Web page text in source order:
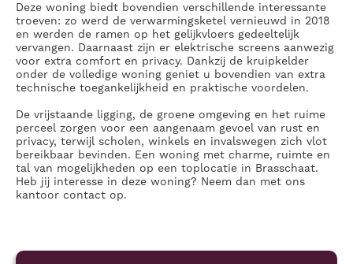
Deze woning biedt bovendien verschillende interessante
troeven: zo werd de verwarmingsketel vernieuwd in 2018
en werden de ramen op het gelijkvloers gedeeltelijk
vervangen. Daarnaast zijn er elektrische screens aanwezig
voor extra comfort en privacy. Dankzij de kruipkelder
onder de volledige woning geniet u bovendien van extra
technische toegankelijkheid en praktische voordelen.
De vrijstaande ligging, de groene omgeving en het ruime
perceel zorgen voor een aangenaam gevoel van rust en
privacy, terwijl scholen, winkels en invalswegen zich vlot
bereikbaar bevinden. Een woning met charme, ruimte en
tal van mogelijkheden op een toplocatie in Brasschaat.
Heb jij interesse in deze woning? Neem dan met ons
kantoor contact op.